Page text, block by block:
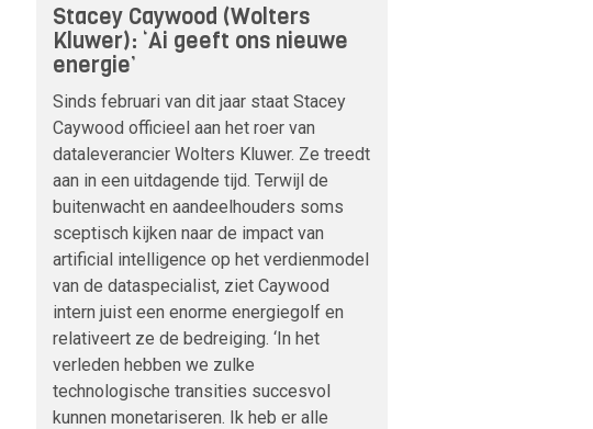
Stacey Caywood (Wolters
Kluwer): ‘Ai geeft ons nieuwe
energie’
Sinds februari van dit jaar staat Stacey
Caywood officieel aan het roer van
dataleverancier Wolters Kluwer. Ze treedt
aan in een uitdagende tijd. Terwijl de
buitenwacht en aandeelhouders soms
sceptisch kijken naar de impact van
artificial intelligence op het verdienmodel
van de dataspecialist, ziet Caywood
intern juist een enorme energiegolf en
relativeert ze de bedreiging. ‘In het
verleden hebben we zulke
technologische transities succesvol
kunnen monetariseren. Ik heb er alle